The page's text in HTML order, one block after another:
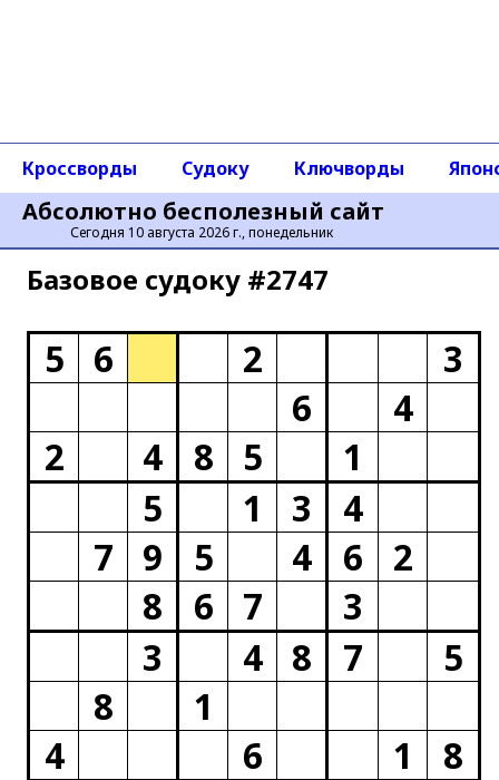
Абсолютно бесполезный сайт
Сегодня 10 августа 2026 г., понедельник
Кроссворды Судоку Ключворды
Базовое cудоку #2747
5 6 2
3
6
4
2
4 8 5
1
5
1 3
4
7
9 5 4 6
2
8
6 7
3
3
4 8 7
5
8
1
4
6 1 8